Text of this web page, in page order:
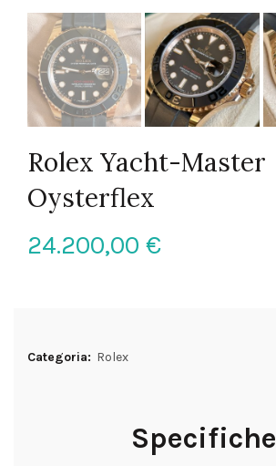
Rolex Yacht-Master
Oysterflex
24.200,00 €
Categoria: Rolex
Specifiche